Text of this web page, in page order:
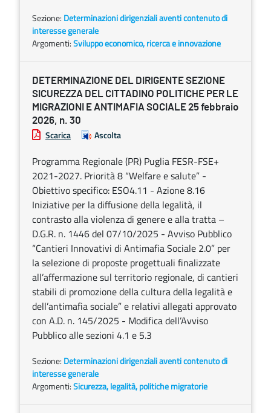
Sezione: Determinazioni dirigenziali aventi contenuto di
interesse generale
Argomenti:Sviluppo economico, ricerca e innovazione
DETERMINAZIONE DEL DIRIGENTE SEZIONE
SICUREZZA DEL CITTADINO POLITICHE PER LE
MIGRAZIONI E ANTIMAFIA SOCIALE 25 febbraio
2026, n. 30
Scarica Ascolta
Programma Regionale (PR) Puglia FESR-FSE+
2021-2027. Priorità 8 “Welfare e salute” -
Obiettivo specifico: ESO4.11 - Azione 8.16
Iniziative per la diffusione della legalità, il
contrasto alla violenza di genere e alla tratta –
D.G.R. n. 1446 del 07/10/2025 - Avviso Pubblico
“Cantieri Innovativi di Antimafia Sociale 2.0” per
la selezione di proposte progettuali finalizzate
all’affermazione sul territorio regionale, di cantieri
stabili di promozione della cultura della legalità e
dell’antimafia sociale” e relativi allegati approvato
con A.D. n. 145/2025 - Modifica dell’Avviso
Pubblico alle sezioni 4.1 e 5.3
Sezione: Determinazioni dirigenziali aventi contenuto di
interesse generale
Argomenti:Sicurezza, legalità, politiche migratorie